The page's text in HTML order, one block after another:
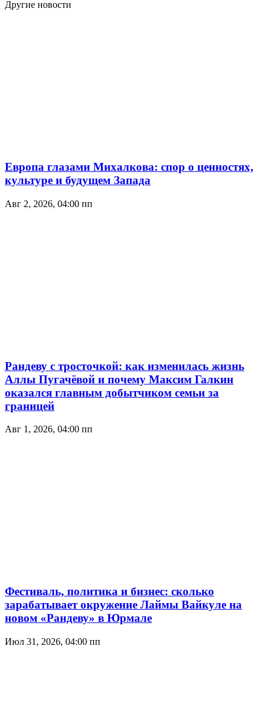
Другие новости
Европа глазами Михалкова: спор о ценностях,
культуре и будущем Запада
Авг 2, 2026, 04:00 пп
Рандеву с тросточкой: как изменилась жизнь
Аллы Пугачёвой и почему Максим Галкин
оказался главным добытчиком семьи за
границей
Авг 1, 2026, 04:00 пп
Фестиваль, политика и бизнес: сколько
зарабатывает окружение Лаймы Вайкуле на
новом «Рандеву» в Юрмале
Июл 31, 2026, 04:00 пп